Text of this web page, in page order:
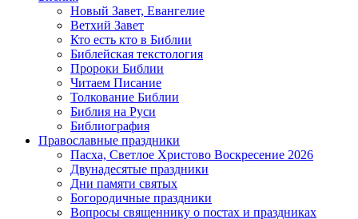
Новый Завет, Евангелие
Ветхий Завет
Кто есть кто в Библии
Библейская текстология
Пророки Библии
Читаем Писание
Толкование Библии
Библия на Руси
Библиография
Православные праздники
Пасха, Светлое Христово Воскресение 2026
Двунадесятые праздники
Дни памяти святых
Богородичные праздники
Вопросы священнику о постах и праздниках